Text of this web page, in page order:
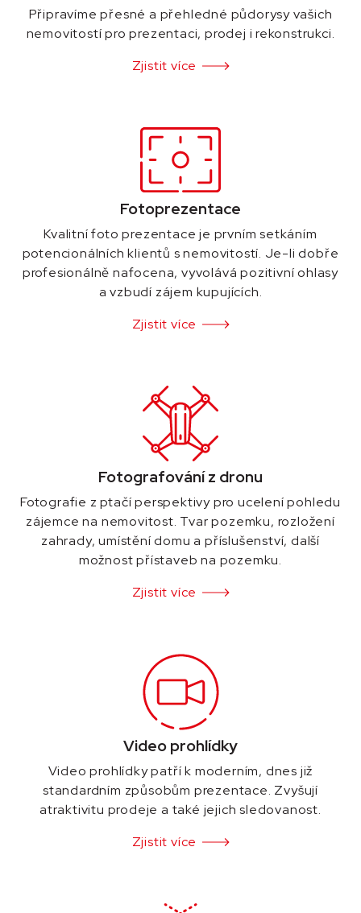
Připravíme přesné a přehledné půdorysy vašich
nemovitostí pro prezentaci, prodej i rekonstrukci.
Zjistit více
Fotoprezentace
Kvalitní foto prezentace je prvním setkáním
potencionálních klientů s nemovitostí. Je-li dobře
profesionálně nafocena, vyvolává pozitivní ohlasy
a vzbudí zájem kupujících.
Zjistit více
Fotografování z dronu
Fotografie z ptačí perspektivy pro ucelení pohledu
zájemce na nemovitost. Tvar pozemku, rozložení
zahrady, umístění domu a příslušenství, další
možnost přístaveb na pozemku.
Zjistit více
Video prohlídky
Video prohlídky patří k moderním, dnes již
standardním způsobům prezentace. Zvyšují
atraktivitu prodeje a také jejich sledovanost.
Zjistit více